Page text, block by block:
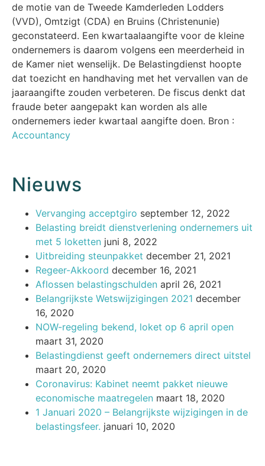
de motie van de Tweede Kamderleden Lodders
(VVD), Omtzigt (CDA) en Bruins (Christenunie)
geconstateerd. Een kwartaalaangifte voor de kleine
ondernemers is daarom volgens een meerderheid in
de Kamer niet wenselijk. De Belastingdienst hoopte
dat toezicht en handhaving met het vervallen van de
jaaraangifte zouden verbeteren. De fiscus denkt dat
fraude beter aangepakt kan worden als alle
ondernemers ieder kwartaal aangifte doen. Bron :
Accountancy
Nieuws
Vervanging acceptgiro september 12, 2022
Belasting breidt dienstverlening ondernemers uit
met 5 loketten juni 8, 2022
Uitbreiding steunpakket december 21, 2021
Regeer-Akkoord december 16, 2021
Aflossen belastingschulden april 26, 2021
Belangrijkste Wetswijzigingen 2021 december
16, 2020
NOW-regeling bekend, loket op 6 april open
maart 31, 2020
Belastingdienst geeft ondernemers direct uitstel
maart 20, 2020
Coronavirus: Kabinet neemt pakket nieuwe
economische maatregelen maart 18, 2020
1 Januari 2020 – Belangrijkste wijzigingen in de
belastingsfeer. januari 10, 2020